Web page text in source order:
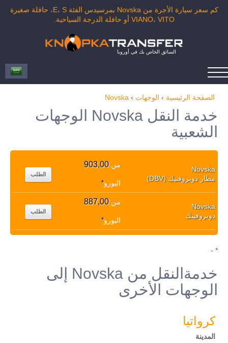
كم سعر سيارة الأجرة من Novska بمرسيدس الفئة E، S، حافلة صغيرة
VIANO، VITO أو حافلة الدرجة السياحية.
السائق الخاص بك في أوروبا
الصفحة الرئيسية › الوجهات ›
Novska
خدمة النقل Novska الوجهات
الشعبية
Novska
مطار دوبروفنيك (DBV)
من903,00
اليورو*
الطلب
Novska
دوبروفينك
من887,00
اليورو*
الطلب
* -
خدمةالنقل من Novska إلى
الوجهات الأخرى
كرواتيا
المدينة